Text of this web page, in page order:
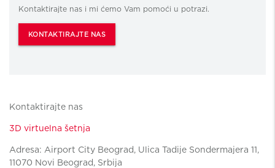
Kontaktirajte nas i mi ćemo Vam pomoći u potrazi.
KONTAKTIRAJTE NAS
Kontaktirajte nas
3D virtuelna šetnja
Adresa: Airport City Beograd, Ulica Tadije Sondermajera 11,
11070 Novi Beograd, Srbija